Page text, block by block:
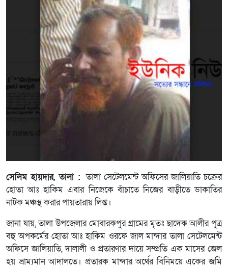
সেলিম হায়দার, তালা : তালা সেটেলমেন্ট অফিসের জালিয়াতি চক্রের
হোতা আঃ হাকিম এবার নিজেকে বাঁচাতে নিজের বাড়ীতে ডাকাতির
নাটক মঞ্চস্থ করার পায়তারায় লিপ্ত।
জানা যায়, তালা উপজেলার মোবারকপুর গ্রামের মৃতঃ ছাদেক আলীর পুত্র
বহু অপকর্মের হোতা আঃ হাকিম ওরফে জাল মান্দার তালা সেটেলমেন্ট
অফিসে জালিয়াতি, দালালী ও প্রতারণার দায়ে সম্প্রতি এক মাসের জেল
হয় ভ্রাম্যমান আদালতে। প্রতারক মান্দার অর্থের বিনিময়ে একের জমি